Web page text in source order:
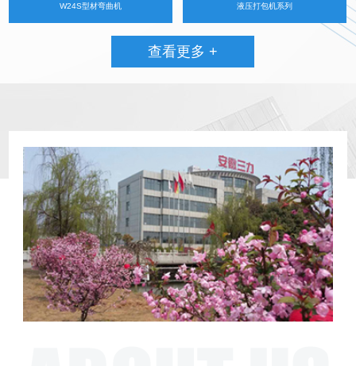
W24S型材弯曲机 液压打包机系列
查看更多 +